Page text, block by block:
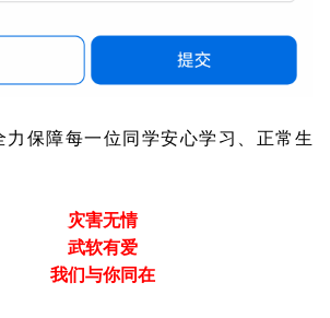
力保障每一位同学安心学习、正常生
灾害无情
武软有爱
我们与你同在